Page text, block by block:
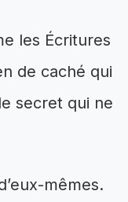
les Écritures
de caché qui
secret qui ne
mêmes.